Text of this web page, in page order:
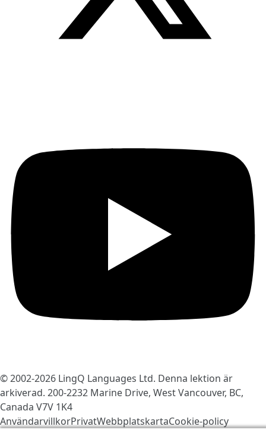
© 2002-2026 LingQ Languages Ltd. Denna lektion är
arkiverad. 200-2232 Marine Drive, West Vancouver, BC,
Canada V7V 1K4
AnvändarvillkorPrivatWebbplatskartaCookie-policy